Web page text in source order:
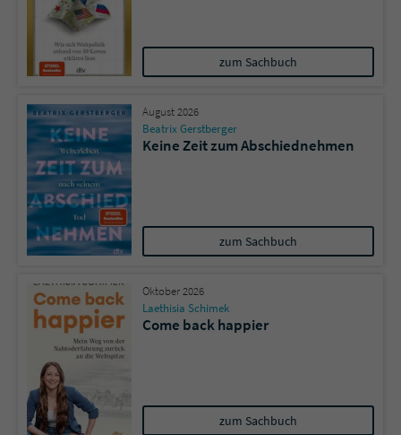
zum Sachbuch
August 2026
Beatrix Gerstberger
Keine Zeit zum Abschiednehmen
zum Sachbuch
Oktober 2026
Laethisia Schimek
Come back happier
zum Sachbuch